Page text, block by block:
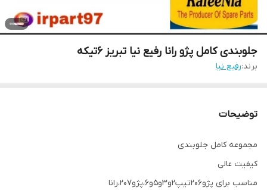
جلوبندی کامل پژو رانا رفیع نیا تبریز 6تیکه
برند:رفیع نیا
توضیحات
مجموعه کامل جلوبندی
کیفیت عالی
مناسب برای پژو206تیپ2و3و5و6،پژو207،رانا